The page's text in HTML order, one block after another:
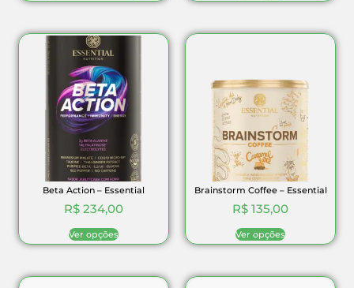
Beta Action – Essential
R$ 234,00
Ver opções
Brainstorm Coffee – Essential
R$ 135,00
Ver opções